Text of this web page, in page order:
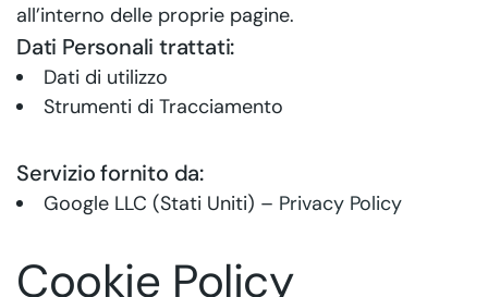
all’interno delle proprie pagine.
Dati Personali trattati:
Dati di utilizzo
Strumenti di Tracciamento
Servizio fornito da:
Google LLC (Stati Uniti) – Privacy Policy
Cookie Policy